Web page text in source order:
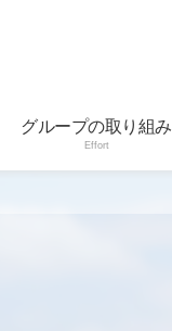
グループの取り組み
Effort